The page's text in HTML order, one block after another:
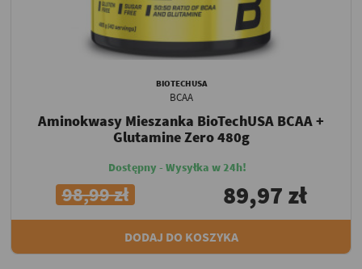
BIOTECHUSA
BCAA
Aminokwasy Mieszanka BioTechUSA BCAA +
Glutamine Zero 480g
Dostępny - Wysyłka w 24h!
98,99 zł 89,97 zł
DODAJ DO KOSZYKA